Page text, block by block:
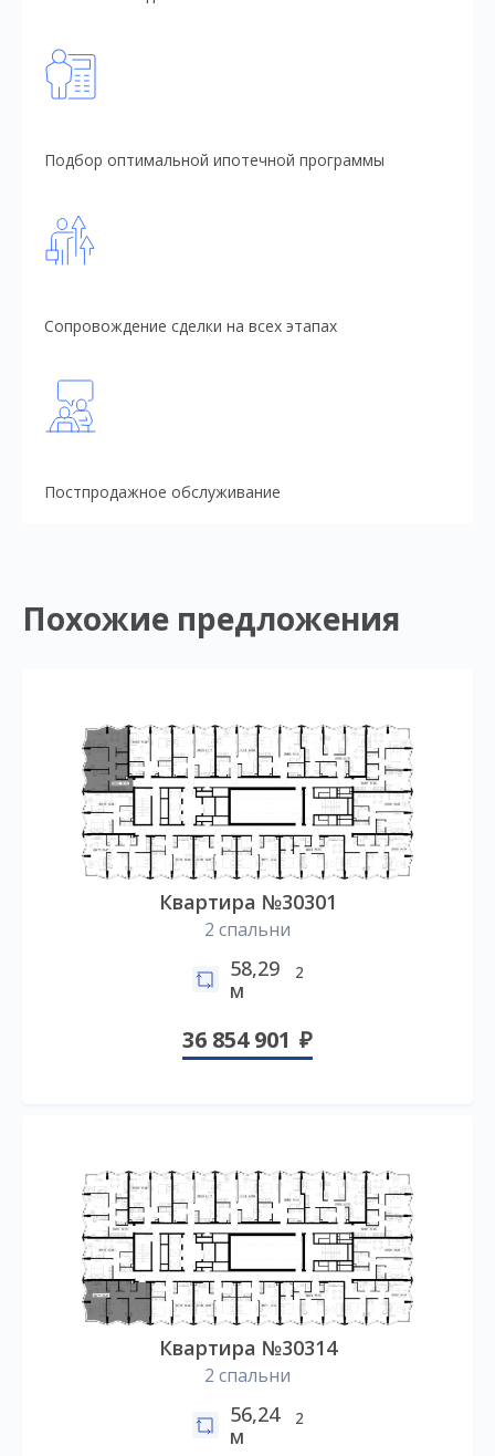
Подбор оптимальной ипотечной программы
Сопровождение сделки на всех этапах
Постпродажное обслуживание
Похожие предложения
Квартира №30301
2 спальни
58,29
м
2
36 854 901
Квартира №30314
2 спальни
56,24
м
2